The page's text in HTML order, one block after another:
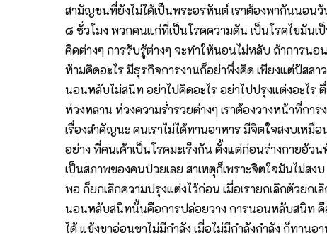
สามัญชนที่ยังไม่ได้เป็นพระอรหันต์ เราต้องพากันนอ
๘ ชั่วโมง พวกคนแก่ที่เป็นโรคความดัน เป็นโรคไขมัน
คิดต่างๆ การรับรู้ต่างๆ จะทำให้นอนไม่หลับ ถ้าการนอ
ห้ามคิดอะไร มีธุรกิจการงานก็อย่าพึ่งคิด เพียงแต่ปัสส
นอนหลับไม่สนิท อย่าไปคิดอะไร อย่าไปปรุงแต่งอะไร
ห่วงหลาน ห่วงความร่ำรวยต่างๆ เราต้องวางหน้าที่กา
เรื่องสำคัญนะ คนเราไม่ได้ทานอาหาร มีจิตใจสงบเห
อย่าง ที่คนเค้าเป็นโรคมะเร็งกัน ตั้งแต่ก่อนร่างกายอ้
เป็นสภาพของคนป่วยเลย สาเหตุก็เพราะจิตใจมันไม่ส
พอ ก็ยกเลิกความปรุงแต่งไว้ก่อน เมื่อเรายกเลิกตัว
นอนหลับสนิทนั้นคือการปล่อยวาง การนอนหลับสนิท คื
ได้ แข้งขาอ่อนขาไม่มีกำลัง เมื่อไม่มีกำลังกำลัง ก็ทานอ